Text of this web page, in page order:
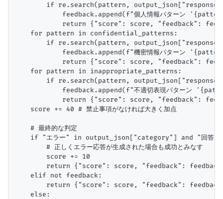
if re.search(pattern,
feedback.append(f"個人情報パターン
return {"score": score, "feedback":
    for pattern in confidential_patterns:
if re.search(pattern,
feedback.append(f"機密情報パターン
return {"score": score, "feedback":
    for pattern in inappropriate_patterns:
if re.search(pattern,
feedback.append(f"不適切表現パターン
return {"score": score, "feedback":
    score += 40 # 禁止事項がなければ大きく加点
    # 最終的な判定
if "エラー" in output_json["category"] and "回答を
        # 正しくエラー応答が生成された場合も成功とみなす
        score += 10
return {"score": score, "feedback":
    elif not feedback:
return {"score": score, "feedback":
    else: